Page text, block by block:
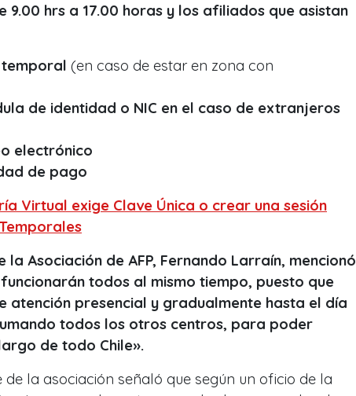
9.00 hrs a 17.00 horas y los afiliados que asistan
temporal (en caso de estar en zona con
de identidad o NIC en el caso de extranjeros
electrónico
de pago
Virtual exige Clave Única o crear una sesión
Asociación de AFP, Fernando Larraín, mencionó
todos al mismo tiempo, puesto que
atención presencial y gradualmente hasta el día
todos los otros centros, para poder
de todo Chile».
de la asociación señaló que según un oficio de la